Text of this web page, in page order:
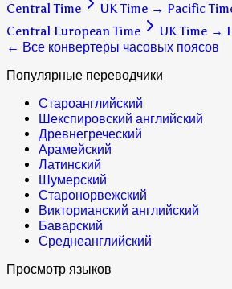
Central Time
UK Time → Pacific
Central European Time
UK Time →
← Все конвертеры часовых поясов
Популярные переводчики
Староанглийский
Шекспировский английский
Древнегреческий
Арамейский
Латинский
Шумерский
Старонорвежский
Викторианский английский
Баварский
Среднеанглийский
Просмотр языков